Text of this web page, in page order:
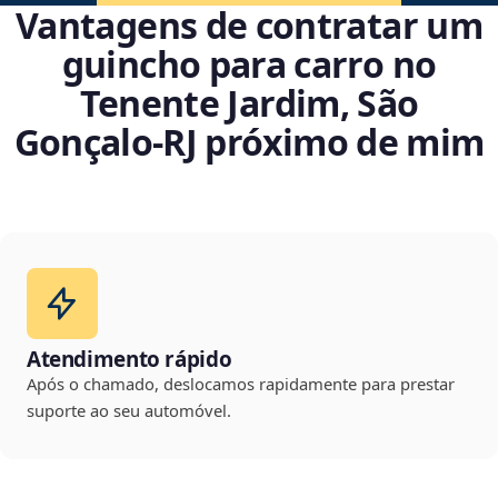
Vantagens de contratar um
guincho para carro no
Tenente Jardim, São
Gonçalo‑RJ próximo de mim
Atendimento rápido
Após o chamado, deslocamos rapidamente para prestar
suporte ao seu automóvel.